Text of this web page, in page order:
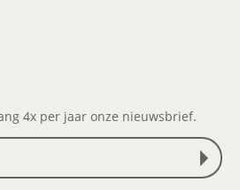
4x per jaar onze nieuwsbrief.